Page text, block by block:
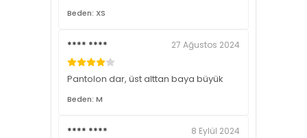
Beden: XS
**** **** 27 Ağustos 2024
Pantolon dar, üst alttan baya büyük
Beden: M
**** **** 8 Eylül 2024